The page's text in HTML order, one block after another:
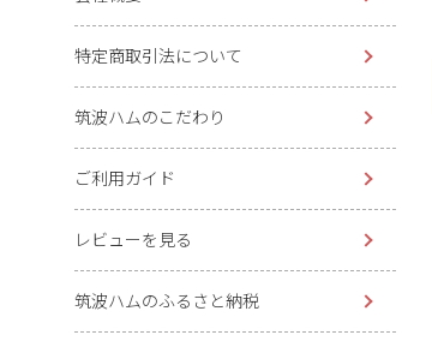
特定商取引法について
筑波ハムのこだわり
ご利用ガイド
レビューを見る
筑波ハムのふるさと納税